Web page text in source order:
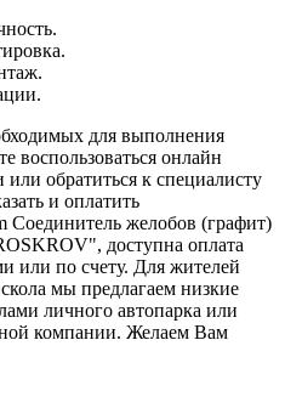
для выполнения
воспользоваться онлайн
или обратиться к специалисту
и оплатить
Соединитель желобов (графит)
доступна оплата
или по счету. Для жителей
мы предлагаем низкие
личного автопарка или
компании. Желаем Вам